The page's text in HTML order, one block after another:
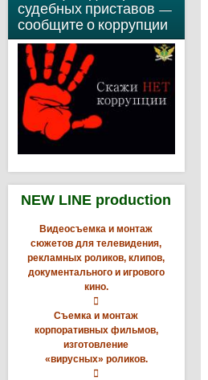
судебных приставов —
сообщите о коррупции
NEW LINE production
Видеосъемка и монтаж
сюжетов для телевидения,
рекламных роликов, клипов,
документального и игрового
кино.

Съемка и монтаж
корпоративных фильмов,
изготовление
«вирусных» роликов.
